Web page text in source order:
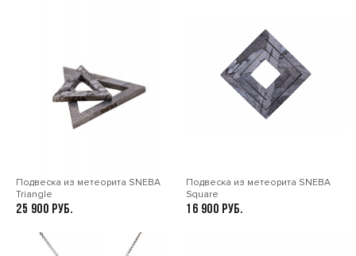
Подвеска из метеорита SNEBA
Triangle
25 900
Подвеска из метеорита SNEBA
Square
16 900